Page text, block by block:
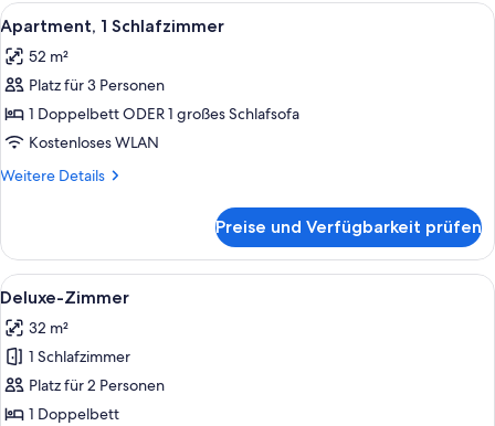
Alle
Fotos
für
Apartment,
1
Schlafzimmer
anzeigen
Ein modernes Schlafzimmer im Loft-
4
Apartment, 1 Schlafzimmer
52 m²
Platz für 3 Personen
1 Doppelbett ODER 1 großes Schlafsofa
Kostenloses WLAN
Weitere Details
Weitere
1
Schlafzimmer
Preise und Verfügbarkeit prüfen
Alle
Fotos
für
Deluxe-
Zimmer
anzeigen
Ein modernes Hotelzimmer mit
3
Deluxe-Zimmer
32 m²
1 Schlafzimmer
Platz für 2 Personen
1 Doppelbett